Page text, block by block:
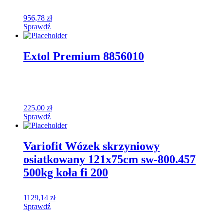
956,78 zł
Sprawdź
Extol Premium 8856010
225,00 zł
Sprawdź
Variofit Wózek skrzyniowy
osiatkowany 121x75cm sw-800.457
500kg koła fi 200
1129,14 zł
Sprawdź